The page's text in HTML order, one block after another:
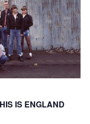
IS ENGLAND